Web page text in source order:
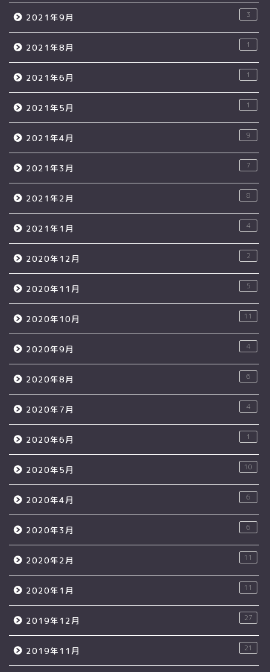
2021年9月 3
2021年8月 1
2021年6月 1
2021年5月 1
2021年4月 9
2021年3月 7
2021年2月 8
2021年1月 4
2020年12月 2
2020年11月 5
2020年10月 11
2020年9月 4
2020年8月 6
2020年7月 4
2020年6月 1
2020年5月 10
2020年4月 6
2020年3月 6
2020年2月 11
2020年1月 11
2019年12月 27
2019年11月 21